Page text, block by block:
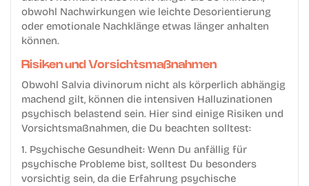
obwohl Nachwirkungen wie leichte Desorientierung
oder emotionale Nachklänge etwas länger anhalten
können.
Risiken und Vorsichtsmaßnahmen
Obwohl Salvia divinorum nicht als körperlich abhängig
machend gilt, können die intensiven Halluzinationen
psychisch belastend sein. Hier sind einige Risiken und
Vorsichtsmaßnahmen, die Du beachten solltest:
1. Psychische Gesundheit: Wenn Du anfällig für
psychische Probleme bist, solltest Du besonders
vorsichtig sein, da die Erfahrung psychische